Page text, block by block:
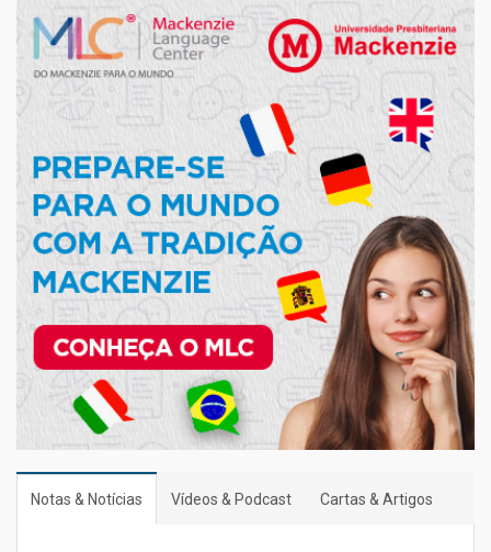
Notas & Notícias Vídeos & Podcast Cartas & Artigos